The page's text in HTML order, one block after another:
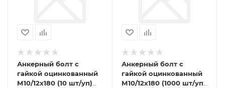
Анкерный болт с
гайкой оцинкованный
М10/12x180 (10 шт/уп)
Анкерный болт с
гайкой оцинкованный
М10/12x180 (1000 шт/уп)